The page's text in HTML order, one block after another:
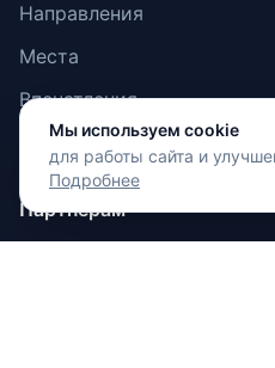
Направления
Места
Впечатления
Новости
Партнёрам
Мы используем cookie
для работы сайта и
Подробнее